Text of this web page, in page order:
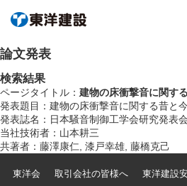
論文発表
検索結果
ページタイトル： 建物の床衝撃音に関す
発表題目：建物の床衝撃音に関する昔と
発表誌名：日本騒音制御工学会研究発表
当社技術者：山本耕三
共著者：藤澤康仁, 漆戸幸雄, 藤橋克己
東洋会 取引会社の皆様へ 東洋建設